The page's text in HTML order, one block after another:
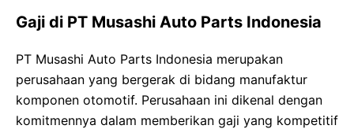
Gaji di PT Musashi Auto Parts Indonesia
PT Musashi Auto Parts Indonesia merupakan
perusahaan yang bergerak di bidang manufaktur
komponen otomotif. Perusahaan ini dikenal dengan
komitmennya dalam memberikan gaji yang kompetitif